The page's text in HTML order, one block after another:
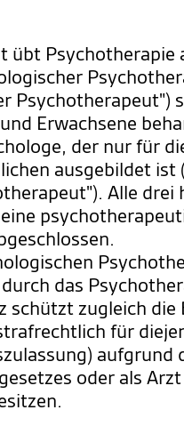
übt Psychotherapie
Psychotherapeut")
Erwachsene
der nur für
ausgebildet ist
Alle drei
das
schützt zugleich
für
aufgrund
oder als